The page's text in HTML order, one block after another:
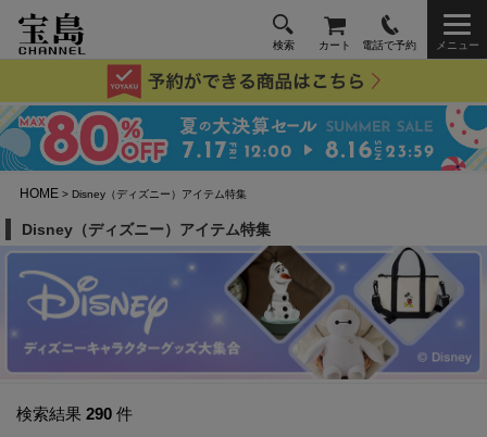
検索 カート 電話で予約 メニュー
HOME > Disney（ディズニー）アイテム特集
Disney（ディズニー）アイテム特集
検索結果 290 件